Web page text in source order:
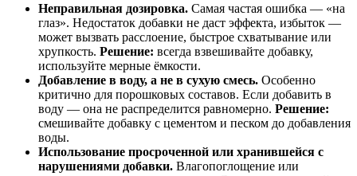
Неправильная дозировка. Самая частая ошибка — «на
глаз». Недостаток добавки не даст эффекта, избыток —
может вызвать расслоение, быстрое схватывание или
хрупкость. Решение: всегда взвешивайте добавку,
используйте мерные ёмкости.
Добавление в воду, а не в сухую смесь. Особенно
критично для порошковых составов. Если добавить в
воду — она не распределится равномерно. Решение:
смешивайте добавку с цементом и песком до добавления
воды.
Использование просроченной или хранившейся с
нарушениями добавки. Влагопоглощение или